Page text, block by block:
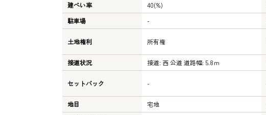
建ぺい率
40(%)
駐車場
-
土地権利 所有権
接道状況 接道: 西 公道 道路幅: 5.8ｍ
セットバック -
地目
宅地